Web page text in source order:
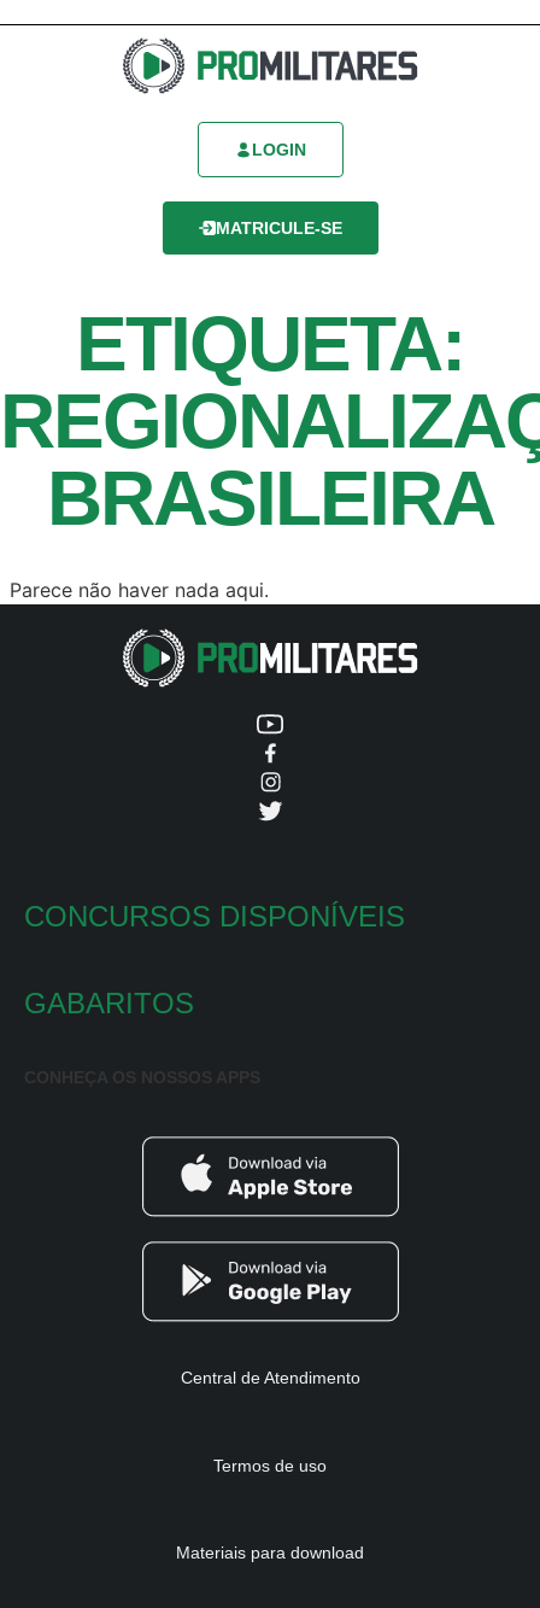
LOGIN
MATRICULE-SE
ETIQUETA:
BRASILEIRA
Parece não haver nada aqui.
CONCURSOS DISPONÍVEIS
GABARITOS
CONHEÇA OS NOSSOS APPS
Central de Atendimento
Termos de uso
Materiais para download